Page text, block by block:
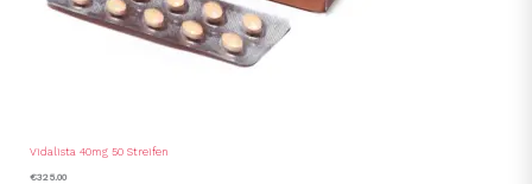
Vidalista 40mg 50 Streifen
€325.00